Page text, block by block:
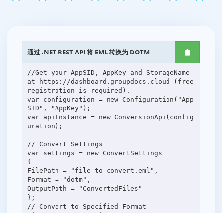
通过 .NET REST API 将 EML 转换为 DOTM
//Get your AppSID, AppKey and StorageName
at https://dashboard.groupdocs.cloud (free
registration is required).
var configuration = new Configuration("App
SID", "AppKey");
var apiInstance = new ConversionApi(config
uration);
// Convert Settings
var settings = new ConvertSettings
{
FilePath = "file-to-convert.eml",
Format = "dotm",
OutputPath = "ConvertedFiles"
};
// Convert to Specified Format